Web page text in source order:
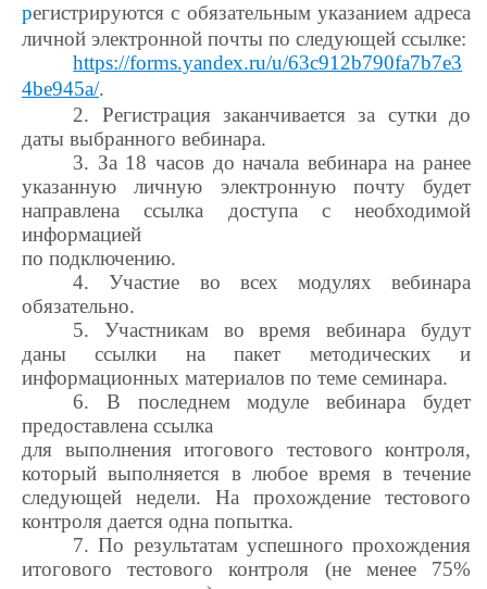
регистрируются с обязательным указанием адреса
личной электронной почты по следующей ссылке:
https://forms.yandex.ru/u/63c912b790fa7b7e3
4be945a/.
2. Регистрация заканчивается за сутки до
даты выбранного вебинара.
3. За 18 часов до начала вебинара на ранее
указанную личную электронную почту будет
направлена ссылка доступа с необходимой
информацией
по подключению.
4. Участие во всех модулях вебинара
обязательно.
5. Участникам во время вебинара будут
даны ссылки на пакет методических и
информационных материалов по теме семинара.
6. В последнем модуле вебинара будет
предоставлена ссылка
для выполнения итогового тестового контроля,
который выполняется в любое время в течение
следующей недели. На прохождение тестового
контроля дается одна попытка.
7. По результатам успешного прохождения
итогового тестового контроля (не менее 75%